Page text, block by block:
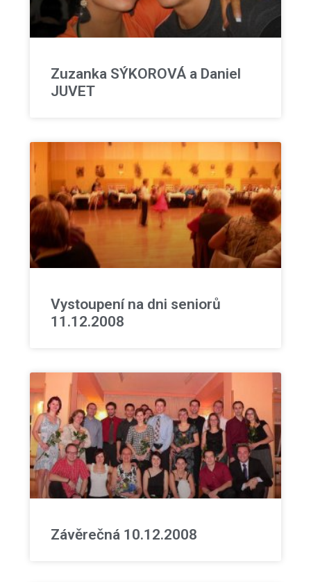
Zuzanka SÝKOROVÁ a Daniel
JUVET
Vystoupení na dni seniorů
11.12.2008
Závěrečná 10.12.2008